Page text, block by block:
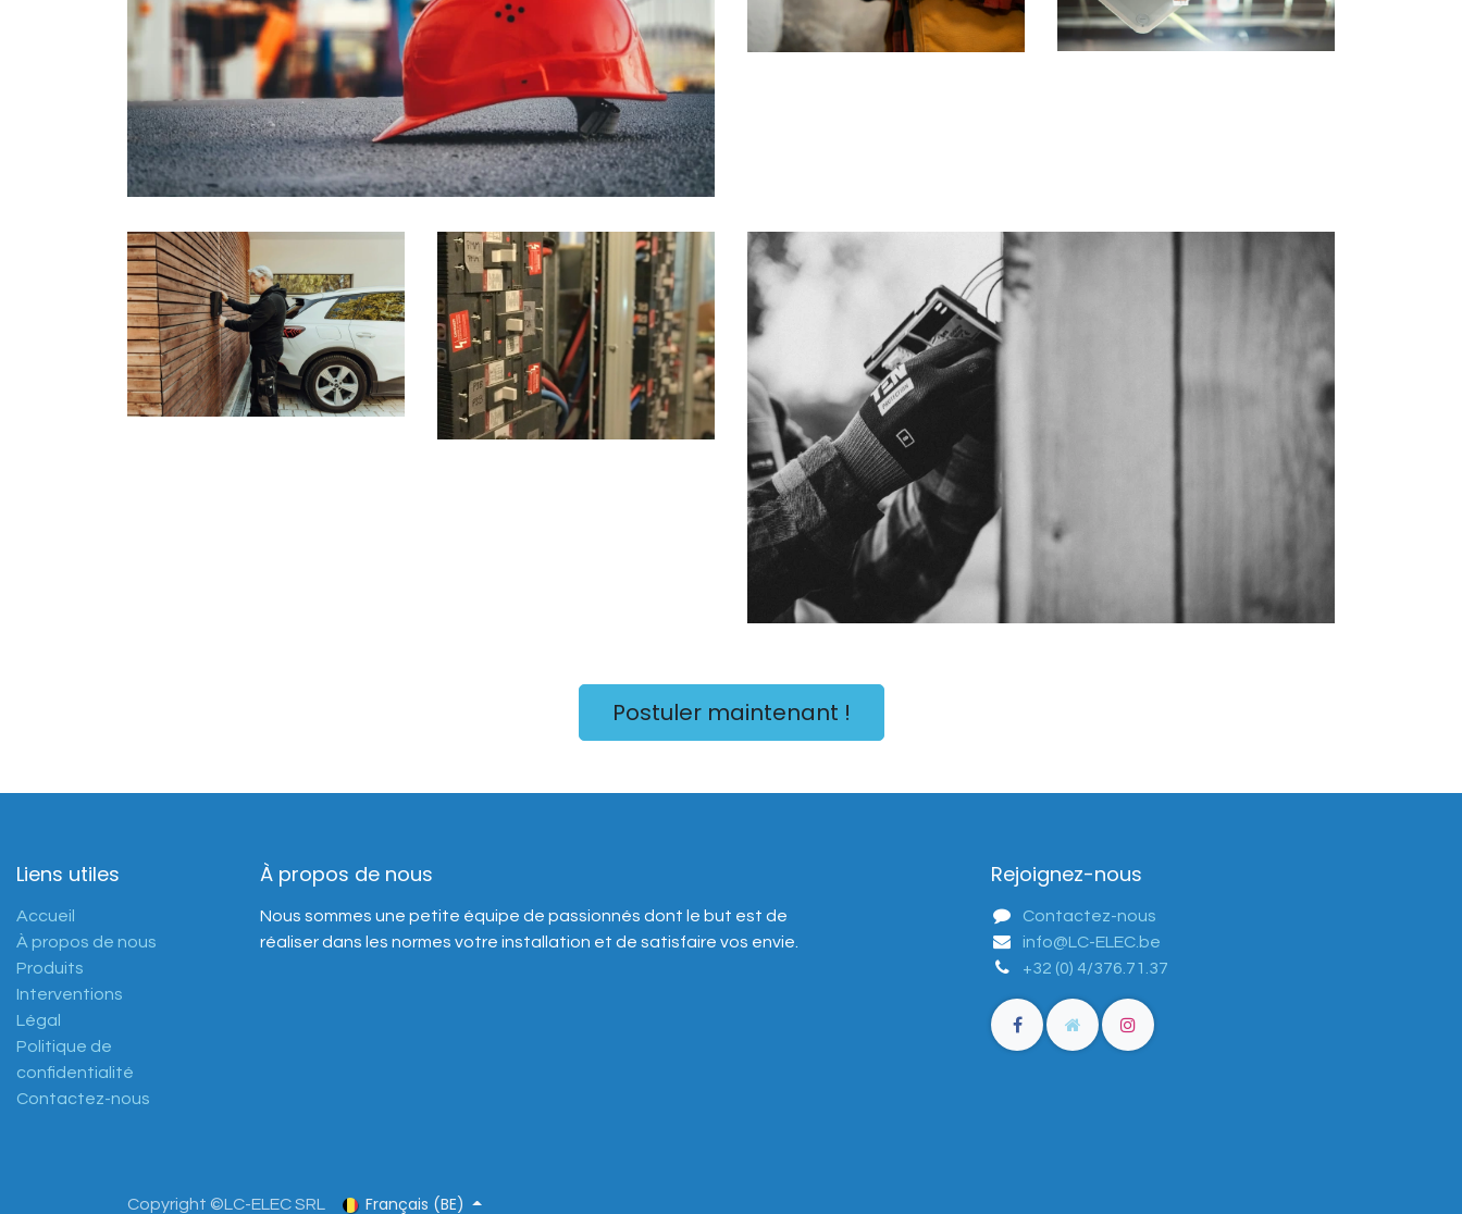
Postuler maintenant !
Liens utiles
Accueil
À propos de nous
Produits
Interventions
Légal
Politique de
confidentialité
Contactez-nous
À propos de nous
Nous sommes une petite équipe de passionnés dont le but est de
réaliser dans les normes votre installation et de satisfaire vos envie.
Rejoignez-nous
Contactez-nous
info@LC-ELEC.be
+32 (0) 4/376.71.37
Copyright ©LC-ELEC SRL Français (BE)